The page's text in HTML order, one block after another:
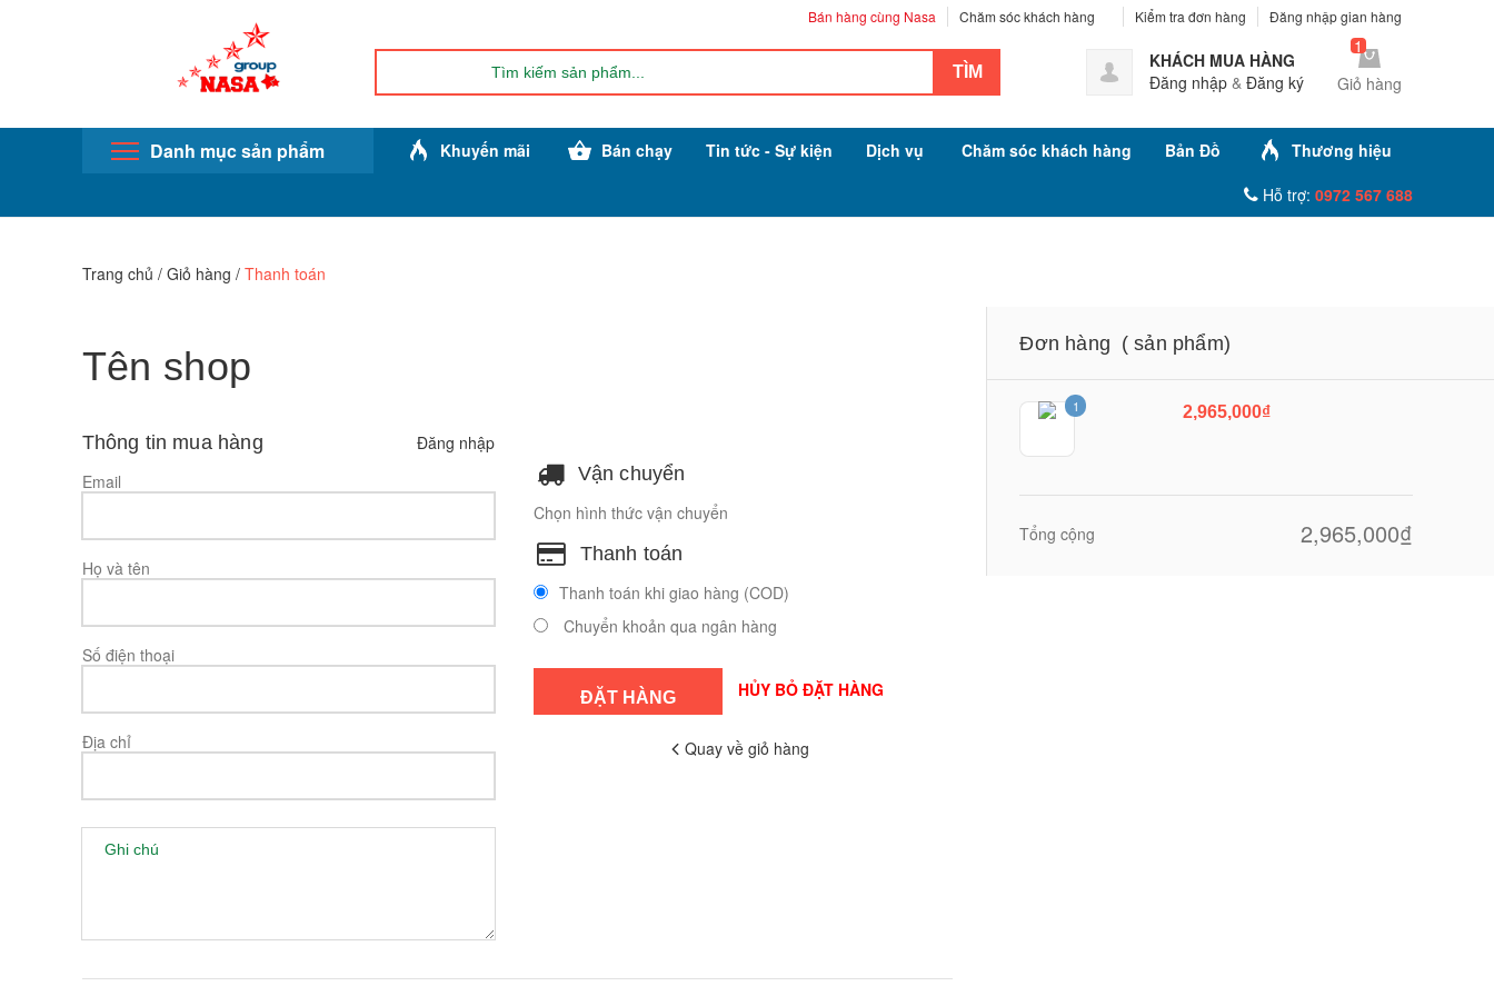
Bán hàng cùng Nasa Chăm sóc khách hàng Kiểm tra đơn hàng Đăng nhập gian hàng
1
Giỏ hàng
KHÁCH MUA HÀNG
Đăng nhập& Đăng ký
Danh mục sản phẩm Khuyến mãi Bán chạy Tin tức - Sự kiện Dịch vụ Chăm sóc khách hàng Bản Đồ
Thương hiệu
Hỗ trợ: 0972 567 688
Trang chủ / Giỏ hàng / Thanh toán
Đơn hàng ( sản phẩm)
1 2,965,000₫
Tổng cộng 2,965,000₫
Tên shop
Thông tin mua hàng
Đăng nhập
Email
Họ và tên
Số điện thoại
Địa chỉ
Vận chuyển
Chọn hình thức vận chuyển
Thanh toán
Thanh toán khi giao hàng (COD)
Chuyển khoản qua ngân hàng
HỦY BỎ ĐẶT HÀNG
Quay về giỏ hàng